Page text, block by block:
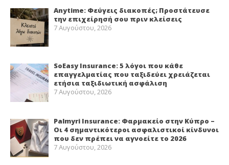
Anytime: Φεύγεις διακοπές; Προστάτευσε
την επιχείρησή σου πριν κλείσεις
7 Αυγούστου, 2026
SoEasy Insurance: 5 λόγοι που κάθε
επαγγελματίας που ταξιδεύει χρειάζεται
ετήσια ταξιδιωτική ασφάλιση
7 Αυγούστου, 2026
Palmyri Insurance: Φαρμακείο στην Κύπρο –
Οι 4 σημαντικότεροι ασφαλιστικοί κίνδυνοι
που δεν πρέπει να αγνοείτε το 2026
7 Αυγούστου, 2026